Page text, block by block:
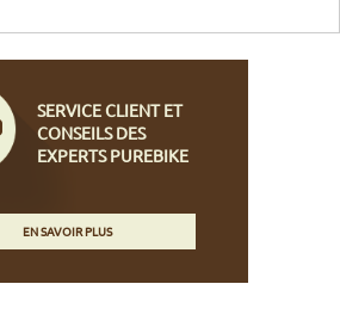
SERVICE CLIENT ET
CONSEILS DES
EXPERTS PUREBIKE
EN SAVOIR PLUS